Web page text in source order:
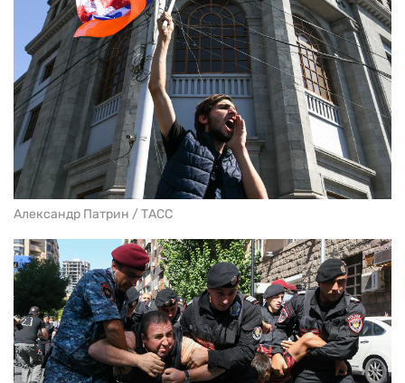
Александр Патрин / ТАСС